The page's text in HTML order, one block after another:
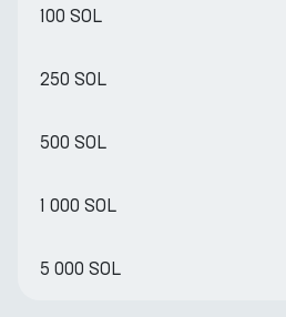
100 SOL
250 SOL
500 SOL
1 000 SOL
5 000 SOL